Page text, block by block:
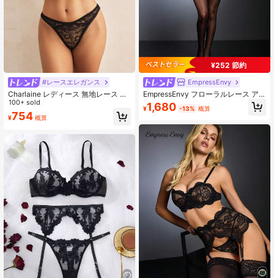
4.93 1.1M フォロワー
4.93 1.1M フォロワー
#レースエレガンス
Charlaine レディース 無地レース セ
クシーランジェリーセット アウトフ
ィット バディルック
100+ sold
¥754 概算
¥252 節約
EmpressEnvy
EmpressEnvy フローラルレース ア
ンダーワイヤー ガーター ランジェリ
ーセット 付き 1ペア
¥1,680 -13% 概算